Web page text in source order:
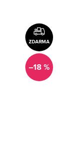
ZDARMA
–18 %